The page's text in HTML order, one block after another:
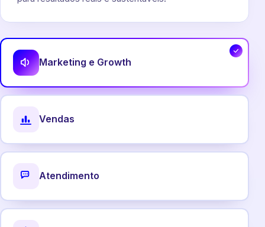
Marketing e Growth
Vendas
Atendimento